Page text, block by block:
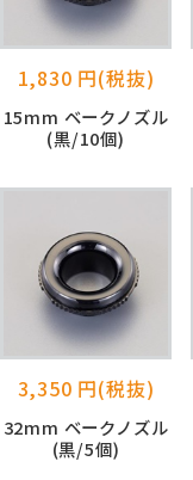
1,830 円(税抜)
15mm ベークノズル
(黒/10個)
3,350 円(税抜)
32mm ベークノズル
(黒/5個)